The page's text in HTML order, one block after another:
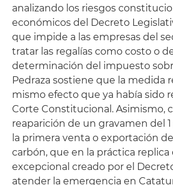
analizando los riesgos
económicos del Decreto
que impide a las empresas del
tratar las regalías como costo o
determinación del impuesto
Pedraza sostiene que la medida
mismo efecto que ya había sido
Corte Constitucional. Asimismo,
reaparición de un gravamen del
la primera venta o exportación
carbón, que en la práctica
excepcional creado por el
atender la emergencia en